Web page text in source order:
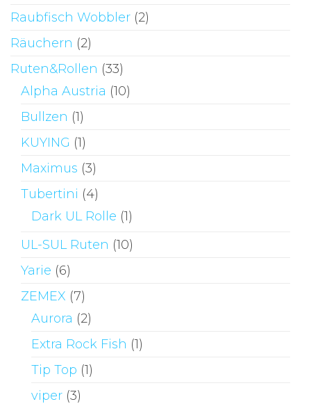
Raubfisch Wobbler (2)
Räuchern (2)
Ruten&Rollen (33)
Alpha Austria (10)
Bullzen (1)
KUYING (1)
Maximus (3)
Tubertini (4)
Dark UL Rolle (1)
UL-SUL Ruten (10)
Yarie (6)
ZEMEX (7)
Aurora (2)
Extra Rock Fish (1)
Tip Top (1)
viper (3)